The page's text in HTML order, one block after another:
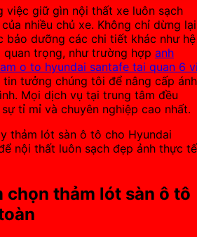
việc giữ gìn nội thất xe luôn sạch
nhiều chủ xe. Không chỉ dừng lại
bảo dưỡng các chi tiết khác như hệ
trọng, như trường hợp anh
o to hyundai santafe tai quan 6
tin tưởng chúng tôi để nâng cấp ánh
Mọi dịch vụ tại trung tâm đều
tỉ mỉ và chuyên nghiệp cao nhất.
chọn thảm lót sàn ô tô